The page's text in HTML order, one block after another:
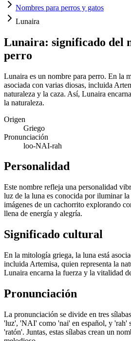
Nombres para perros y gatos
Lunaira
Lunaira: significado del
perro
Lunaira es un nombre para perro. En la
asociada con varias diosas, incluida
naturaleza y la caza. Así, Lunaira
la naturaleza.
Origen
Griego
Pronunciación
loo-NAI-rah
Personalidad
Este nombre refleja una personalidad
luz de la luna es conocida por iluminar
imágenes de un cachorrito explorando
llena de energía y alegría.
Significado cultural
En la mitología griega, la luna está
incluida Artemisa, quien representa la
Lunaira encarna la fuerza y la vitalidad
Pronunciación
La pronunciación se divide en tres
'luz', 'NAI' como 'nai' en español, y 'rah'
'ratón'. Juntas, estas sílabas crean un